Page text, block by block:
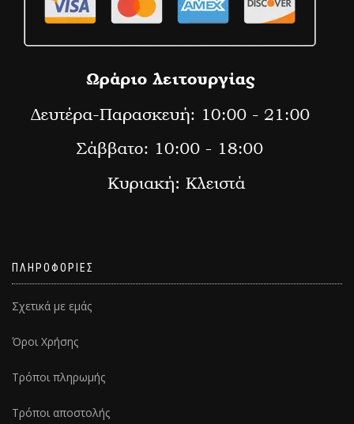
ΠΛΗΡΟΦΟΡΙΕΣ
Σχετικά με εμάς
Όροι Χρήσης
Τρόποι πληρωμής
Τρόποι αποστολής